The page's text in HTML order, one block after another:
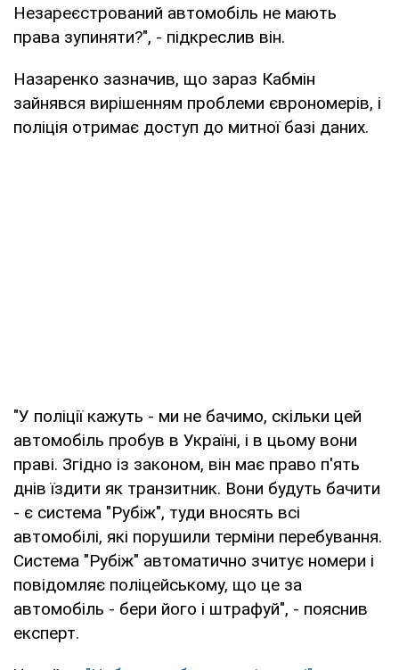
Незареєстрований автомобіль не мають
права зупиняти?", - підкреслив він.
Назаренко зазначив, що зараз Кабмін
зайнявся вирішенням проблеми єврономерів, і
поліція отримає доступ до митної базі даних.
"У поліції кажуть - ми не бачимо, скільки цей
автомобіль пробув в Україні, і в цьому вони
праві. Згідно із законом, він має право п'ять
днів їздити як транзитник. Вони будуть бачити
- є система "Рубіж", туди вносять всі
автомобілі, які порушили терміни перебування.
Система "Рубіж" автоматично зчитує номери і
повідомляє поліцейському, що це за
автомобіль - бери його і штрафуй", - пояснив
експерт.